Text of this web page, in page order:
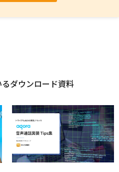
ダウンロード資料